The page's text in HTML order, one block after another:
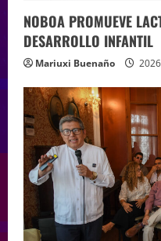
NOBOA PROMUEVE
DESARROLLO INFANTIL
Mariuxi Buenaño